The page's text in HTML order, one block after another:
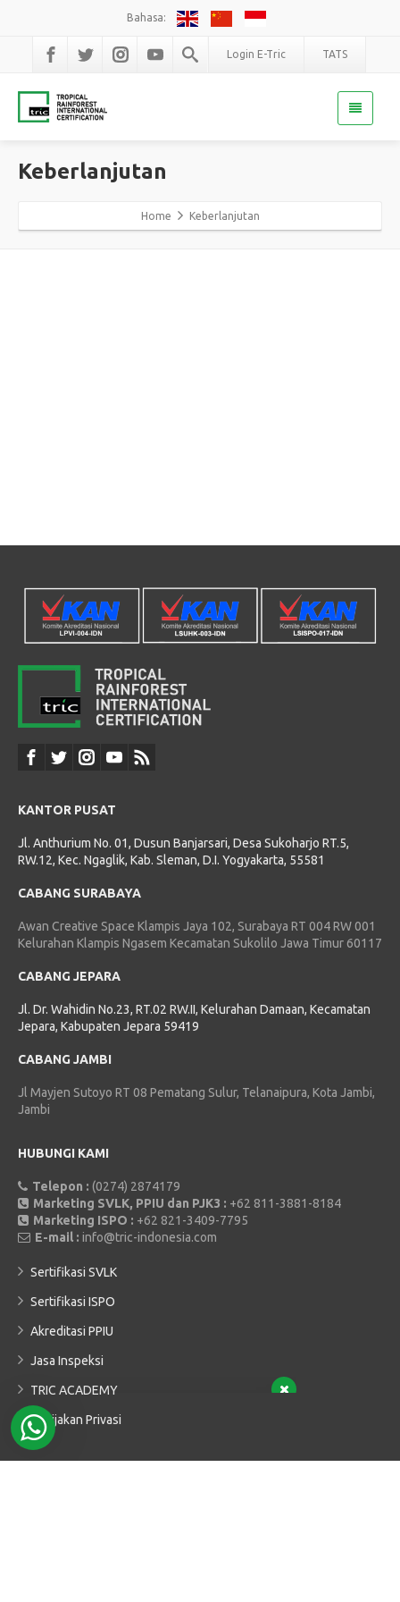
Bahasa:
Login E-Tric TATS
Keberlanjutan
Home Keberlanjutan
KANTOR PUSAT
Jl. Anthurium No. 01, Dusun Banjarsari, Desa Sukoharjo RT.5,
RW.12, Kec. Ngaglik, Kab. Sleman, D.I. Yogyakarta, 55581
CABANG SURABAYA
Awan Creative Space Klampis Jaya 102, Surabaya RT 004 RW 001
Kelurahan Klampis Ngasem Kecamatan Sukolilo Jawa Timur 60117
CABANG JEPARA
Jl. Dr. Wahidin No.23, RT.02 RW.II, Kelurahan Damaan, Kecamatan
Jepara, Kabupaten Jepara 59419
CABANG JAMBI
Jl Mayjen Sutoyo RT 08 Pematang Sulur, Telanaipura, Kota Jambi,
Jambi
HUBUNGI KAMI
Telepon : (0274) 2874179
Marketing SVLK, PPIU dan PJK3 : +62 811-3881-8184
Marketing ISPO : +62 821-3409-7795
E-mail : info@tric-indonesia.com
Sertifikasi SVLK
Sertifikasi ISPO
Akreditasi PPIU
Jasa Inspeksi
TRIC ACADEMY
Kebijakan Privasi
Tim suppot kami ada di sini untuk menjawab
Ulil Abshor
Available